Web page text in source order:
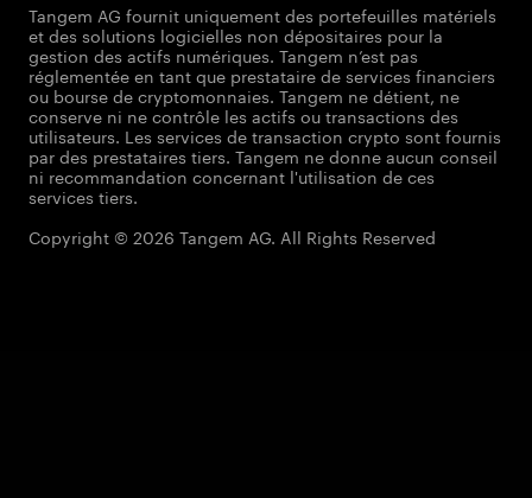
Tangem AG fournit uniquement des portefeuilles matériels
et des solutions logicielles non dépositaires pour la
gestion des actifs numériques. Tangem n’est pas
réglementée en tant que prestataire de services financiers
ou bourse de cryptomonnaies. Tangem ne détient, ne
conserve ni ne contrôle les actifs ou transactions des
utilisateurs. Les services de transaction crypto sont fournis
par des prestataires tiers. Tangem ne donne aucun conseil
ni recommandation concernant l'utilisation de ces
services tiers.